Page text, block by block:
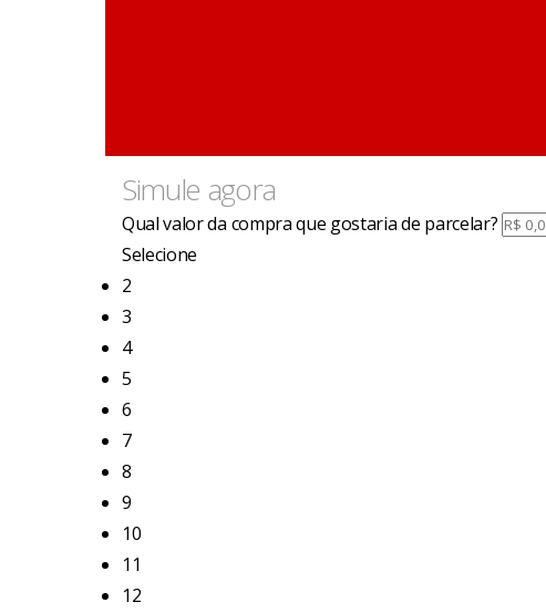
Simule agora
Qual valor da compra que gostaria de parcelar?
Selecione
2
3
4
5
6
7
8
9
10
11
12